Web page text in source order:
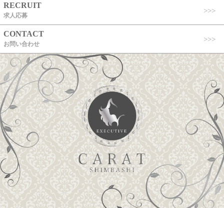
RECRUIT
求人応募
CONTACT
お問い合わせ